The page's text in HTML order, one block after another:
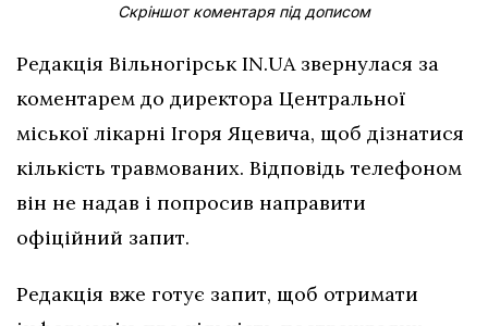
Скріншот коментаря під дописом
Редакція Вільногірськ IN.UA звернулася за
коментарем до директора Центральної
міської лікарні Ігоря Яцевича, щоб дізнатися
кількість травмованих. Відповідь телефоном
він не надав і попросив направити
офіційний запит.
Редакція вже готує запит, щоб отримати